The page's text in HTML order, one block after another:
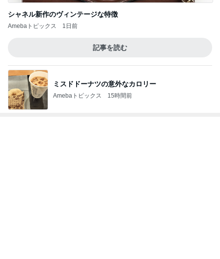
シャネル新作のヴィンテージな特徴
Amebaトピックス 1日前
記事を読む
ミスドドーナツの意外なカロリー
Amebaトピックス 15時間前